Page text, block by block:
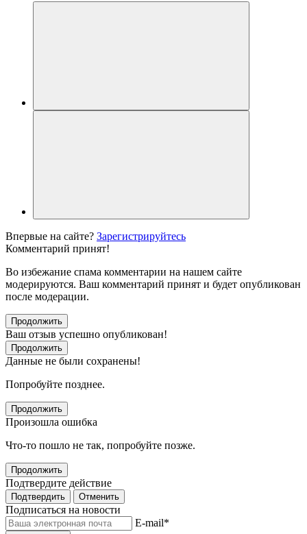
Впервые на сайте? Зарегистрируйтесь
Комментарий принят!
Во избежание спама комментарии на нашем сайте
модерируются. Ваш комментарий принят и будет опубликован
после модерации.
Продолжить
Ваш отзыв успешно опубликован!
Продолжить
Данные не были сохранены!
Попробуйте позднее.
Продолжить
Произошла ошибка
Что-то пошло не так, попробуйте позже.
Продолжить
Подтвердите действие
Подтвердить Отменить
Подписаться на новости
E-mail*